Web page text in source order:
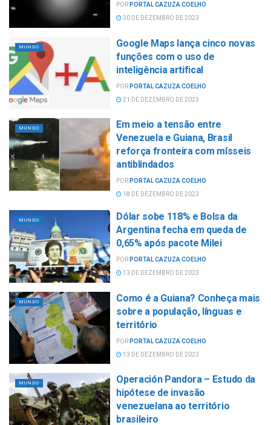
POR PORTAL CAZUZA COELHO
30 DE DEZEMBRO DE 2023
MUNDO
Google Maps lança cinco novas
funções com o uso de
inteligência artifical
POR PORTAL CAZUZA COELHO
21 DE DEZEMBRO DE 2023
MUNDO
Em meio a tensão entre
Venezuela e Guiana, Brasil
reforça fronteira com mísseis
antiblindados
POR PORTAL CAZUZA COELHO
18 DE DEZEMBRO DE 2023
MUNDO
Dólar sobe 118% e Bolsa da
Argentina fecha em queda de
0,65% após pacote Milei
POR PORTAL CAZUZA COELHO
13 DE DEZEMBRO DE 2023
MUNDO
Como é a Guiana? Conheça mais
sobre a população, línguas e
território
POR PORTAL CAZUZA COELHO
13 DE DEZEMBRO DE 2023
MUNDO
Operación Pandora – Estudo da
hipótese de invasão
venezuelana ao território
brasileiro